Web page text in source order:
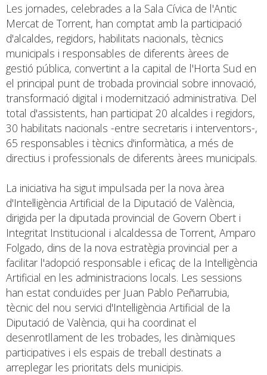
Les jornades, celebrades a la Sala Cívica de l'Antic
Mercat de Torrent, han comptat amb la participació
d'alcaldes, regidors, habilitats nacionals, tècnics
municipals i responsables de diferents àrees de
gestió pública, convertint a la capital de l'Horta Sud en
el principal punt de trobada provincial sobre innovació,
transformació digital i modernització administrativa. Del
total d'assistents, han participat 20 alcaldes i regidors,
30 habilitats nacionals -entre secretaris i interventors-,
65 responsables i tècnics d'informàtica, a més de
directius i professionals de diferents àrees municipals.
La iniciativa ha sigut impulsada per la nova àrea
d'Intel·ligència Artificial de la Diputació de València,
dirigida per la diputada provincial de Govern Obert i
Integritat Institucional i alcaldessa de Torrent, Amparo
Folgado, dins de la nova estratègia provincial per a
facilitar l'adopció responsable i eficaç de la Intel·ligència
Artificial en les administracions locals. Les sessions
han estat conduïdes per Juan Pablo Peñarrubia,
tècnic del nou servici d'Intel·ligència Artificial de la
Diputació de València, qui ha coordinat el
desenrotllament de les trobades, les dinàmiques
participatives i els espais de treball destinats a
arreplegar les prioritats dels municipis.